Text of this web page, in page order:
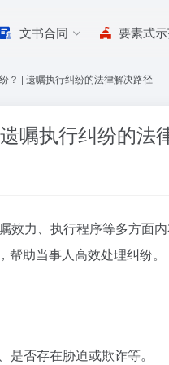
文书合同 要素式
？ | 遗嘱执行纠纷的法律解决路径
嘱执行纠纷的法
效力、执行程序等多方面
助当事人高效处理纠纷。
否存在胁迫或欺诈等。